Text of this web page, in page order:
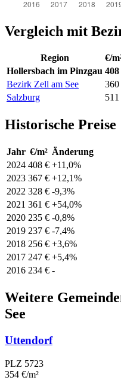
Vergleich mit
Region €/
Hollersbach im Pinzgau 408
Bezirk Zell am See
360
Salzburg
Historische Preise
Jahr €/m² Änderung
2024 408 € +11,0%
2023 367 € +12,1%
2022 328 € -9,3%
2021 361 € +54,0%
2020 235 € -0,8%
2019 237 € -7,4%
2018 256 € +3,6%
2017 247 € +5,4%
2016 234 € -
Weitere
See
Uttendorf
PLZ 5723
354 €/m²